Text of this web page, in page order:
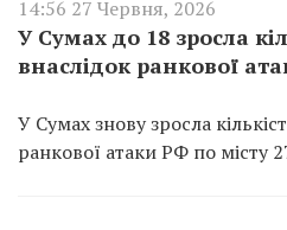
14:56 27 Червня, 2026
У Сумах до 18 зросла
внаслідок ранкової
У Сумах знову зросла
ранкової атаки РФ по місту